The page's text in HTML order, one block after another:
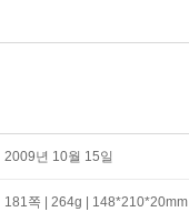
2009년 10월 15일
181쪽 | 264g | 148*210*20mm